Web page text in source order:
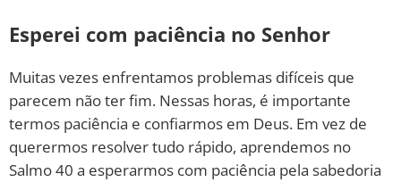
Esperei com paciência no Senhor
Muitas vezes enfrentamos problemas difíceis que
parecem não ter fim. Nessas horas, é importante
termos paciência e confiarmos em Deus. Em vez de
querermos resolver tudo rápido, aprendemos no
Salmo 40 a esperarmos com paciência pela sabedoria